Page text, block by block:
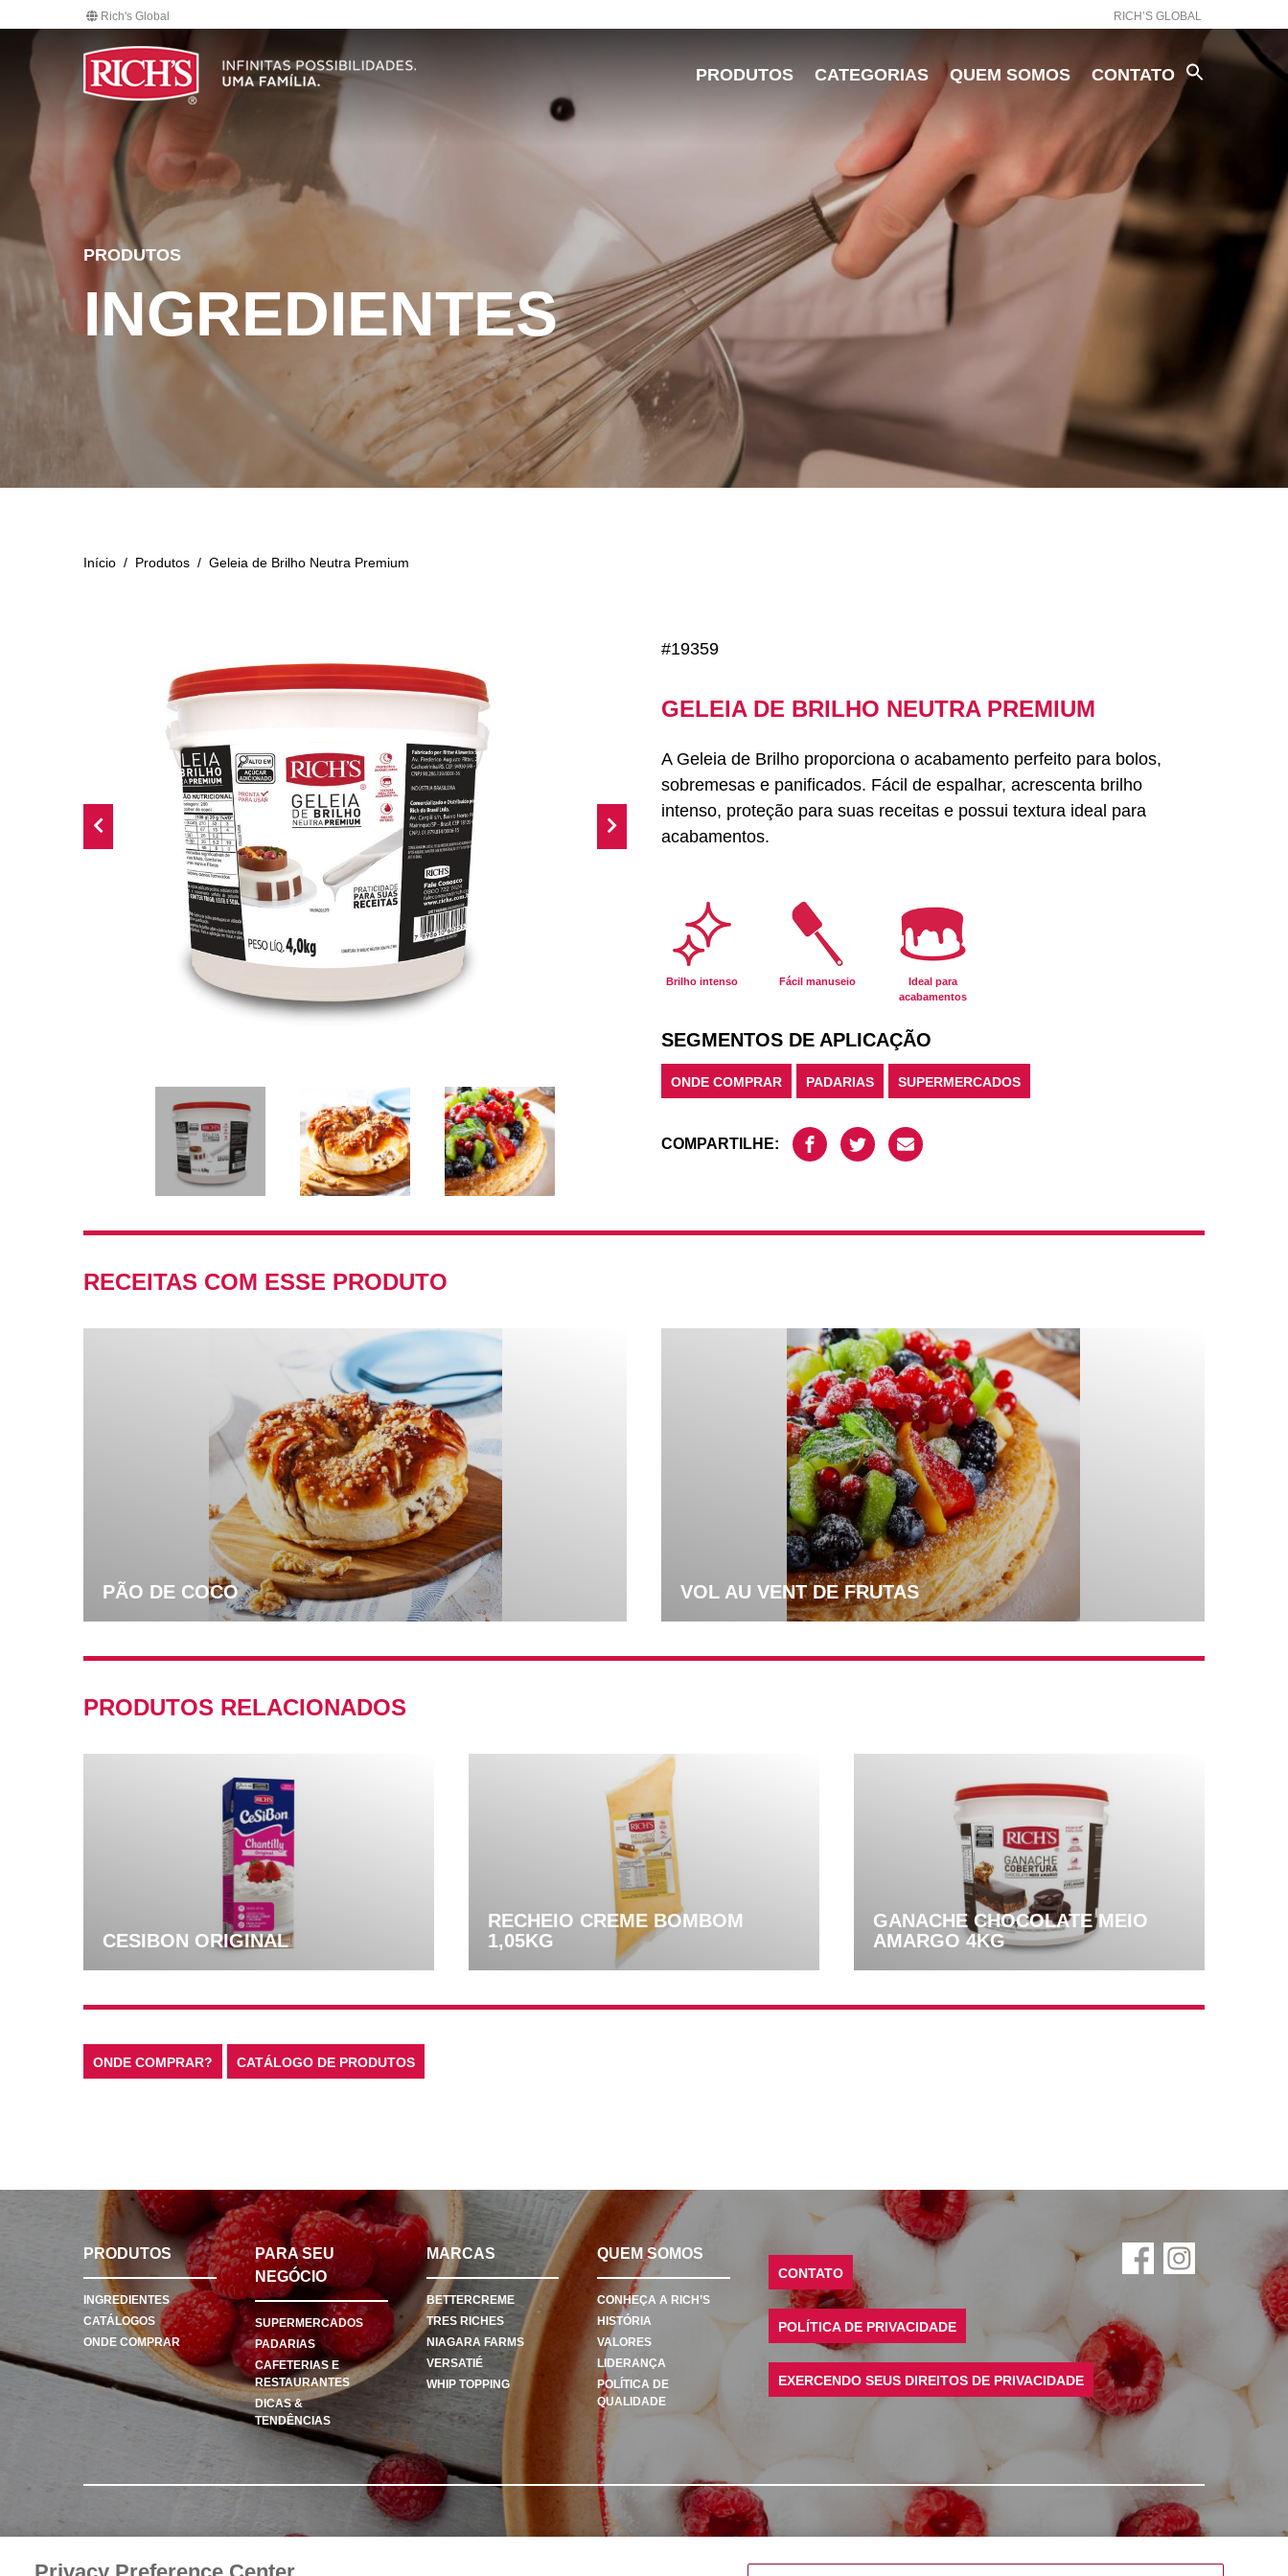
Rich's Global RICH’S GLOBAL
PRODUTOS CATEGORIAS QUEM SOMOS CONTATO
PRODUTOS
INGREDIENTES
Início / Produtos / Geleia de Brilho Neutra Premium
#19359
GELEIA DE BRILHO NEUTRA PREMIUM
A Geleia de Brilho proporciona o acabamento perfeito para bolos,
sobremesas e panificados. Fácil de espalhar, acrescenta brilho
intenso, proteção para suas receitas e possui textura ideal para
acabamentos.
Brilho intenso Fácil manuseio
Ideal para
acabamentos
SEGMENTOS DE APLICAÇÃO
ONDE COMPRAR PADARIAS SUPERMERCADOS
COMPARTILHE:
RECEITAS COM ESSE PRODUTO
PÃO DE COCO VOL AU VENT DE FRUTAS
PRODUTOS RELACIONADOS
CESIBON ORIGINAL
RECHEIO CREME BOMBOM
1,05KG
GANACHE CHOCOLATE MEIO
AMARGO 4KG
ONDE COMPRAR? CATÁLOGO DE PRODUTOS
PRODUTOS
INGREDIENTES
CATÁLOGOS
ONDE COMPRAR
PARA SEU
NEGÓCIO
SUPERMERCADOS
PADARIAS
CAFETERIAS E
RESTAURANTES
DICAS &
TENDÊNCIAS
MARCAS
BETTERCREME
TRES RICHES
NIAGARA FARMS
VERSATIÉ
WHIP TOPPING
QUEM SOMOS
CONHEÇA A RICH’S
HISTÓRIA
VALORES
LIDERANÇA
POLÍTICA DE
QUALIDADE
CONTATO
POLÍTICA DE PRIVACIDADE
EXERCENDO SEUS DIREITOS DE PRIVACIDADE
Todos os direitos reservados.